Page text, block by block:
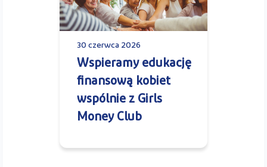
30 czerwca 2026
Wspieramy edukację
finansową kobiet
wspólnie z Girls
Money Club